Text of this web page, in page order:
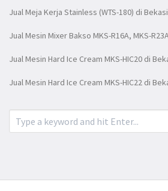
Jual Meja Kerja Stainless (WTS-180) di Bekasi
Jual Mesin Mixer Bakso MKS-R16A, MKS-
Jual Mesin Hard Ice Cream MKS-HIC20 di
Jual Mesin Hard Ice Cream MKS-HIC22 di